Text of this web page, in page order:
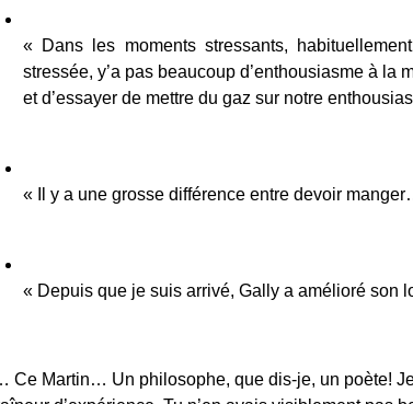
« Dans les moments stressants,
stressée, y’a pas beaucoup d’enthousiasme à la
et d’essayer de mettre du gaz sur notre
« Il y a une grosse différence entre devoir
« Depuis que je suis arrivé, Gally a amélioré son
Ce Martin… Un philosophe, que dis-je, un poète! Je